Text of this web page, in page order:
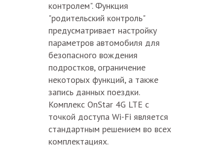
контролем". Функция
"родительский контроль"
предусматривает настройку
параметров автомобиля для
безопасного вождения
подростков, ограничение
некоторых функций, а также
запись данных поездки.
Комплекс OnStar 4G LTE с
точкой доступа Wi-Fi является
стандартным решением во всех
комплектациях.